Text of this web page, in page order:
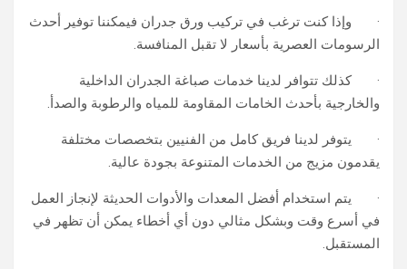
· وإذا كنت ترغب في تركيب ورق جدران فيمكننا توفير أحدث
الرسومات العصرية بأسعار لا تقبل المنافسة.
· كذلك تتوافر لدينا خدمات صباغة الجدران الداخلية
والخارجية بأحدث الخامات المقاومة للمياه والرطوبة والصدأ.
· يتوفر لدينا فريق كامل من الفنيين بتخصصات مختلفة
يقدمون مزيج من الخدمات المتنوعة بجودة عالية.
· يتم استخدام أفضل المعدات والأدوات الحديثة لإنجاز العمل
في أسرع وقت وبشكل مثالي دون أي أخطاء يمكن أن تظهر في
المستقبل.